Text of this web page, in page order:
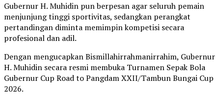
Gubernur H. Muhidin pun berpesan agar seluruh pemain
menjunjung tinggi sportivitas, sedangkan perangkat
pertandingan diminta memimpin kompetisi secara
profesional dan adil.
Dengan mengucapkan Bismillahirrahmanirrahim, Gubernur
H. Muhidin secara resmi membuka Turnamen Sepak Bola
Gubernur Cup Road to Pangdam XXII/Tambun Bungai Cup
2026.